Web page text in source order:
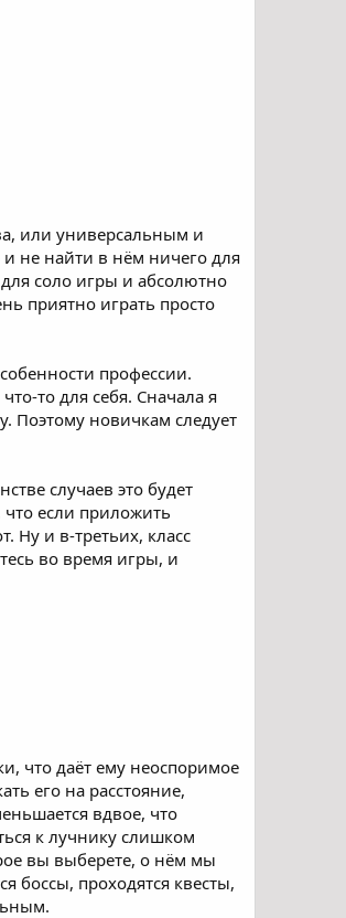
или универсальным и
не найти в нём ничего для
соло игры и абсолютно
приятно играть просто
профессии.
то для себя. Сначала я
Поэтому новичкам следует
случаев это будет
если приложить
Ну и в-третьих, класс
во время игры, и
что даёт ему неоспоримое
его на расстояние,
вдвое, что
к лучнику слишком
вы выберете, о нём мы
боссы, проходятся квесты,